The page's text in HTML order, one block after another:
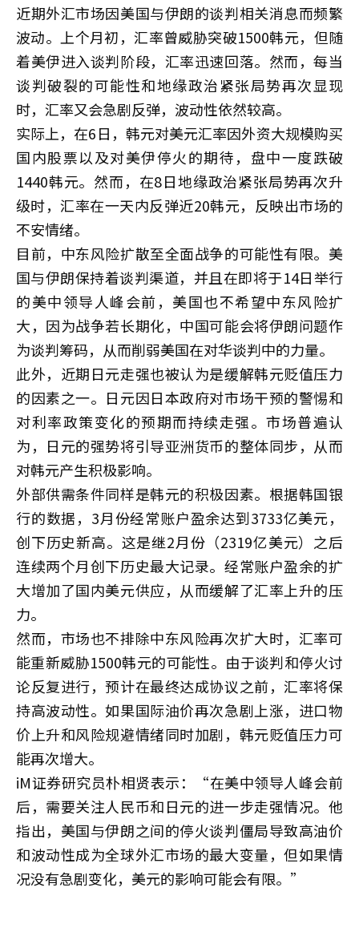
近期外汇市场因美国与伊朗的谈判相关消息而频繁
波动。上个月初，汇率曾威胁突破1500韩元，但随
着美伊进入谈判阶段，汇率迅速回落。然而，每当
谈判破裂的可能性和地缘政治紧张局势再次显现
时，汇率又会急剧反弹，波动性依然较高。
实际上，在6日，韩元对美元汇率因外资大规模购买
国内股票以及对美伊停火的期待，盘中一度跌破
1440韩元。然而，在8日地缘政治紧张局势再次升
级时，汇率在一天内反弹近20韩元，反映出市场的
不安情绪。
目前，中东风险扩散至全面战争的可能性有限。美
国与伊朗保持着谈判渠道，并且在即将于14日举行
的美中领导人峰会前，美国也不希望中东风险扩
大，因为战争若长期化，中国可能会将伊朗问题作
为谈判筹码，从而削弱美国在对华谈判中的力量。
此外，近期日元走强也被认为是缓解韩元贬值压力
的因素之一。日元因日本政府对市场干预的警惕和
对利率政策变化的预期而持续走强。市场普遍认
为，日元的强势将引导亚洲货币的整体同步，从而
对韩元产生积极影响。
外部供需条件同样是韩元的积极因素。根据韩国银
行的数据，3月份经常账户盈余达到3733亿美元，
创下历史新高。这是继2月份（2319亿美元）之后
连续两个月创下历史最大记录。经常账户盈余的扩
大增加了国内美元供应，从而缓解了汇率上升的压
力。
然而，市场也不排除中东风险再次扩大时，汇率可
能重新威胁1500韩元的可能性。由于谈判和停火讨
论反复进行，预计在最终达成协议之前，汇率将保
持高波动性。如果国际油价再次急剧上涨，进口物
价上升和风险规避情绪同时加剧，韩元贬值压力可
能再次增大。
iM证券研究员朴相贤表示：“在美中领导人峰会前
后，需要关注人民币和日元的进一步走强情况。他
指出，美国与伊朗之间的停火谈判僵局导致高油价
和波动性成为全球外汇市场的最大变量，但如果情
况没有急剧变化，美元的影响可能会有限。”